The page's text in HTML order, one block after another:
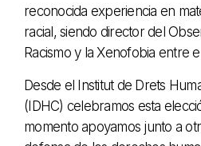
reconocida experiencia en
racial, siendo director del
Racismo y la Xenofobia entre
Desde el Institut de Drets
(IDHC) celebramos esta
momento apoyamos junto a